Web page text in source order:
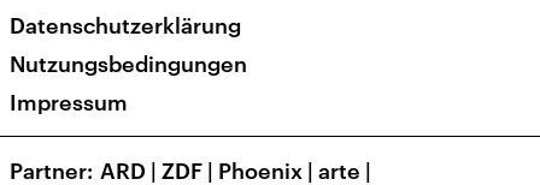
Veranstaltungen
Presse
Karriere
Transparenz
Datenschutzerklärung
Nutzungsbedingungen
Impressum
Partner ARD | ZDF | Phoenix | arte |